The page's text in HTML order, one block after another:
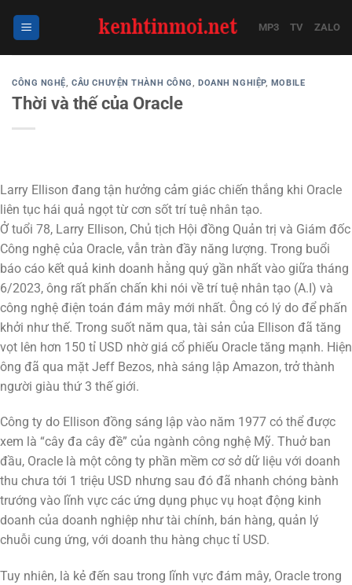
MP3 TV ZALO
CÔNG NGHỆ,CÂU CHUYỆN THÀNH CÔNG,DOANH NGHIỆP, MOBILE
Thời và thế của Oracle
Larry Ellison đang tận hưởng cảm giác chiến thắng khi Oracle
liên tục hái quả ngọt từ cơn sốt trí tuệ nhân tạo.
Ở tuổi 78, Larry Ellison, Chủ tịch Hội đồng Quản trị và Giám đốc
Công nghệ của Oracle, vẫn tràn đầy năng lượng. Trong buổi
báo cáo kết quả kinh doanh hằng quý gần nhất vào giữa tháng
6/2023, ông rất phấn chấn khi nói về trí tuệ nhân tạo (A.I) và
công nghệ điện toán đám mây mới nhất. Ông có lý do để phấn
khởi như thế. Trong suốt năm qua, tài sản của Ellison đã tăng
vọt lên hơn 150 tỉ USD nhờ giá cổ phiếu Oracle tăng mạnh. Hiện
ông đã qua mặt Jeff Bezos, nhà sáng lập Amazon, trở thành
người giàu thứ 3 thế giới.
Công ty do Ellison đồng sáng lập vào năm 1977 có thể được
xem là “cây đa cây đề” của ngành công nghệ Mỹ. Thuở ban
đầu, Oracle là một công ty phần mềm cơ sở dữ liệu với doanh
thu chưa tới 1 triệu USD nhưng sau đó đã nhanh chóng bành
trướng vào lĩnh vực các ứng dụng phục vụ hoạt động kinh
doanh của doanh nghiệp như tài chính, bán hàng, quản lý
chuỗi cung ứng, với doanh thu hàng chục tỉ USD.
Tuy nhiên, là kẻ đến sau trong lĩnh vực đám mây, Oracle trong